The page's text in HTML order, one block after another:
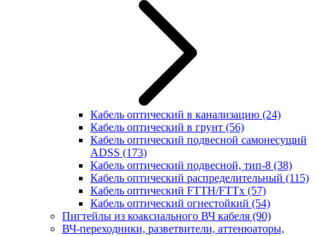
Кабель оптический в канализацию (24)
Кабель оптический в грунт (56)
Кабель оптический подвесной самонесущий
ADSS (173)
Кабель оптический подвесной, тип-8 (38)
Кабель оптический распределительный (115)
Кабель оптический FTTH/FTTx (57)
Кабель оптический огнестойкий (54)
Пигтейлы из коаксиального ВЧ кабеля (90)
ВЧ-переходники, разветвители, аттенюаторы,